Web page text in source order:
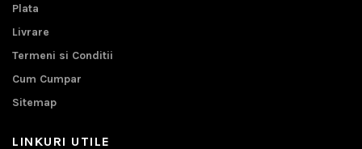
Plata
Livrare
Termeni si Conditii
Cum Cumpar
Sitemap
LINKURI UTILE